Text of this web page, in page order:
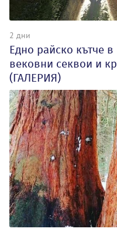
2 дни
Едно райско кътче
вековни секвои и
(ГАЛЕРИЯ)